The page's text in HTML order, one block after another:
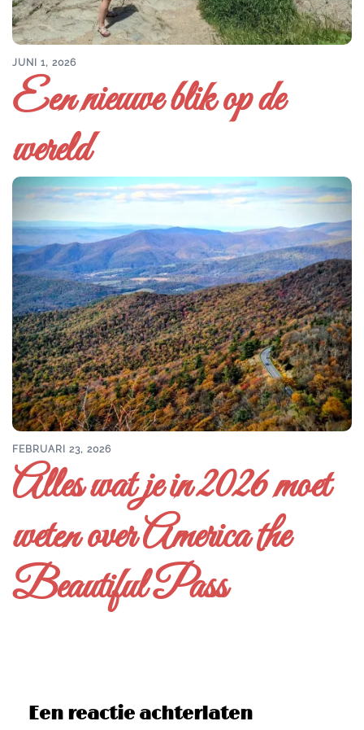
JUNI 1, 2026
Een nieuwe blik op de
wereld
FEBRUARI 23, 2026
Alles wat je in 2026 moet
weten over America the
Beautiful Pass
Een reactie achterlaten